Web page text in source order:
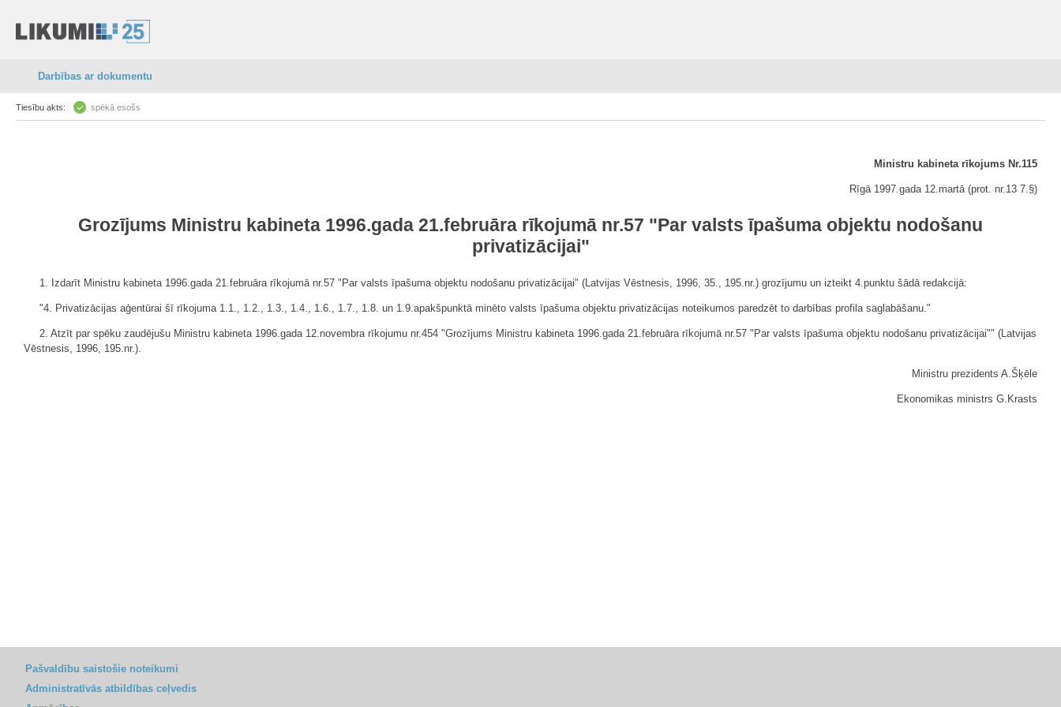
Darbības ar dokumentu
Tiesību akts: spēkā esošs
Ministru kabineta rīkojums Nr.115
Rīgā 1997.gada 12.martā (prot. nr.13 7.§)
Grozījums Ministru kabineta 1996.gada 21.februāra rīkojumā nr.57 "Par valsts īpašuma objektu nodošanu
privatizācijai"
1. Izdarīt Ministru kabineta 1996.gada 21.februāra rīkojumā nr.57 "Par valsts īpašuma objektu nodošanu privatizācijai" (Latvijas Vēstnesis, 1996, 35., 195.nr.) grozījumu un izteikt 4.punktu šādā redakcijā:
"4. Privatizācijas aģentūrai šī rīkojuma 1.1., 1.2., 1.3., 1.4., 1.6., 1.7., 1.8. un 1.9.apakšpunktā minēto valsts īpašuma objektu privatizācijas noteikumos paredzēt to darbības profila saglabāšanu."
2. Atzīt par spēku zaudējušu Ministru kabineta 1996.gada 12.novembra rīkojumu nr.454 "Grozījums Ministru kabineta 1996.gada 21.februāra rīkojumā nr.57 "Par valsts īpašuma objektu nodošanu privatizācijai"" (Latvijas
Vēstnesis, 1996, 195.nr.).
Ministru prezidents A.Šķēle
Ekonomikas ministrs G.Krasts
Pašvaldību saistošie noteikumi
Administratīvās atbildības ceļvedis